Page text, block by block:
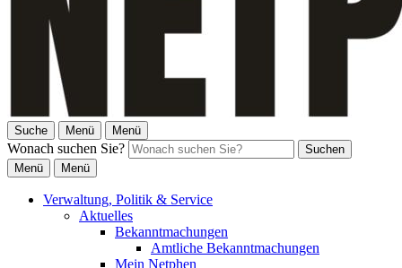
Suche Menü Menü
Wonach suchen Sie?
Suchen
Menü
Menü
Verwaltung, Politik & Service
Aktuelles
Bekanntmachungen
Amtliche Bekanntmachungen
Mein Netphen